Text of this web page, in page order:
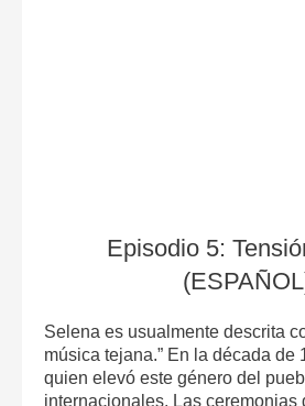
Episodio 5:
Selena es usualmente descrita
música tejana.” En la década de
quien elevó este género del
internacionales. Las ceremonias